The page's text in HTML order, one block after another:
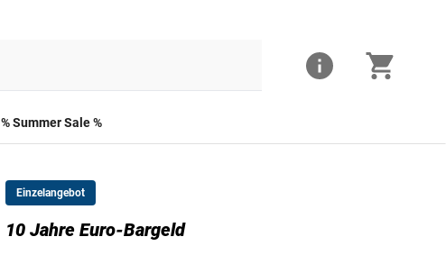
% Summer Sale %
Einzelangebot
10 Jahre Euro-Bargeld